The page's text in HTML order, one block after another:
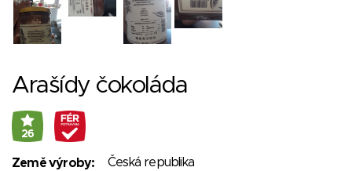
Arašídy čokoláda
26
Země výroby:
Česká republika